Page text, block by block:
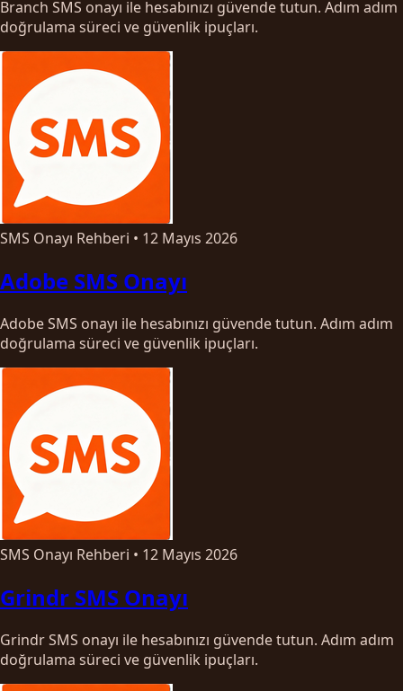
Branch SMS onayı ile hesabınızı güvende tutun. Adım adım
doğrulama süreci ve güvenlik ipuçları.
SMS Onayı Rehberi • 12 Mayıs 2026
Adobe SMS Onayı
Adobe SMS onayı ile hesabınızı güvende tutun. Adım adım
doğrulama süreci ve güvenlik ipuçları.
SMS Onayı Rehberi • 12 Mayıs 2026
Grindr SMS Onayı
Grindr SMS onayı ile hesabınızı güvende tutun. Adım adım
doğrulama süreci ve güvenlik ipuçları.